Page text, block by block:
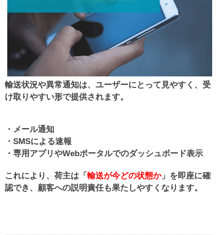
輸送状況や異常通知は、ユーザーにとって見やすく、受
け取りやすい形で提供されます。
・メール通知
・SMSによる速報
・専用アプリやWebポータルでのダッシュボード表示
これにより、荷主は「 輸送が今どの状態か」を即座に確
認でき、顧客への説明責任も果たしやすくなります。